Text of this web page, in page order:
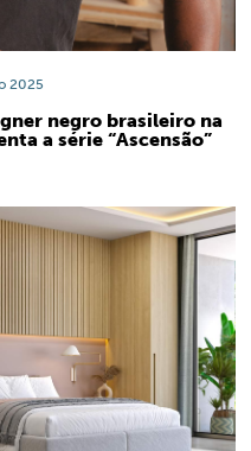
2025
negro brasileiro na
a série “Ascensão”